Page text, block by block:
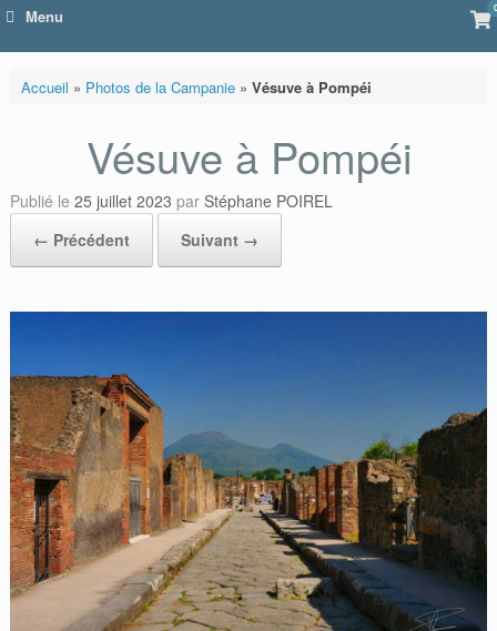
Menu 0
Accueil » Photos de la Campanie» Vésuve à Pompéi
Vésuve à Pompéi
Publié le 25 juillet 2023 par Stéphane POIREL
← Précédent
Suivant →